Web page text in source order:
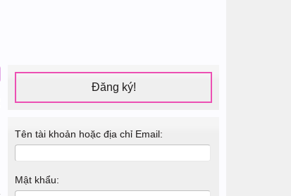
Đăng ký!
Tên tài khoản hoặc địa chỉ Email:
Mật khẩu: